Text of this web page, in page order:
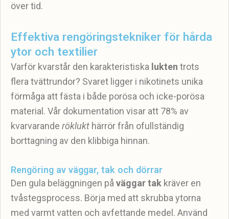
över tid.
Effektiva rengöringstekniker för hårda
ytor och textilier
Varför kvarstår den karakteristiska lukten trots
flera tvättrundor? Svaret ligger i nikotinets unika
förmåga att fästa i både porösa och icke-porösa
material. Vår dokumentation visar att 78% av
kvarvarande röklukt härrör från ofullständig
borttagning av den klibbiga hinnan.
Rengöring av väggar, tak och dörrar
Den gula beläggningen påväggar tak kräver en
tvåstegsprocess. Börja med att skrubba ytorna
med varmt vatten och avfettande medel. Använd